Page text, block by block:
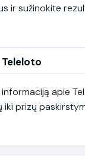
ir sužinokite
apie
iki prizų